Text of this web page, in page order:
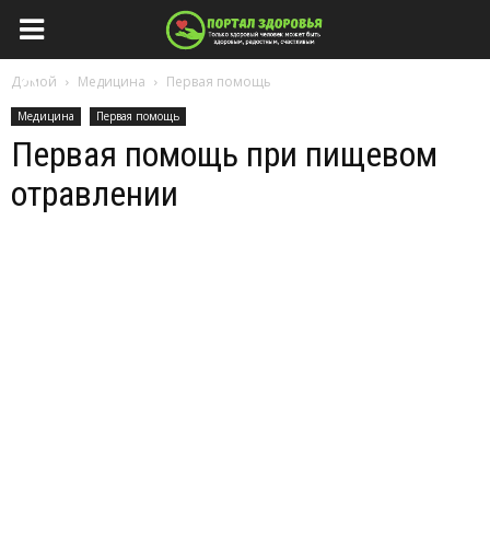
Домой Медицина Первая помощь
Медицина Первая помощь
Первая помощь при пищевом
отравлении